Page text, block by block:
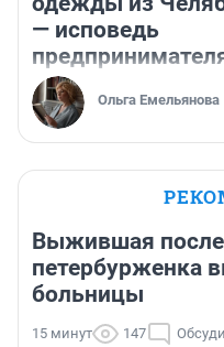
— исповедь
Ольга Емельянова
Выжившая после
петербурженка
больницы
15 минут 147